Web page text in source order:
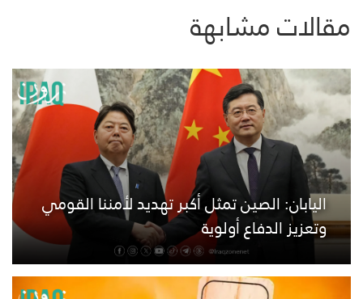
مقالات مشابهة
اليابان: الصين تمثل أكبر تهديد لأمننا القومي
وتعزيز الدفاع أولوية